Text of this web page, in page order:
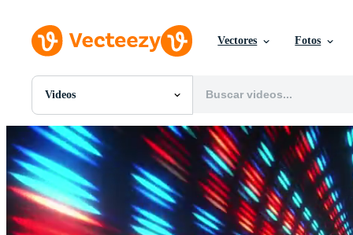
Vectores Fotos
Videos
Todas Imágenes
Fotos
PNGs
PSDs
SVGs
Plantillas
Vectores
Videos